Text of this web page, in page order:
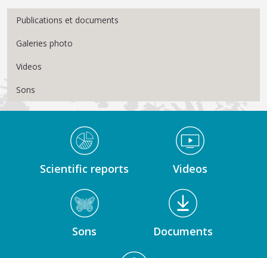
Menu Médiathèque
Publications et documents
Galeries photo
Videos
Sons
Médiathèque Footer
Scientific reports Videos
Sons Documents